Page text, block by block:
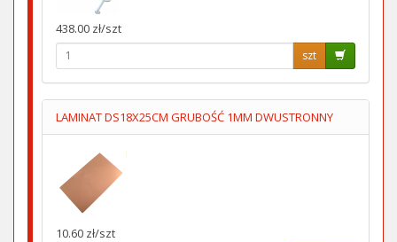
438.00 zł/szt
szt
LAMINAT DS18X25CM GRUBOŚĆ 1MM DWUSTRONNY
10.60 zł/szt